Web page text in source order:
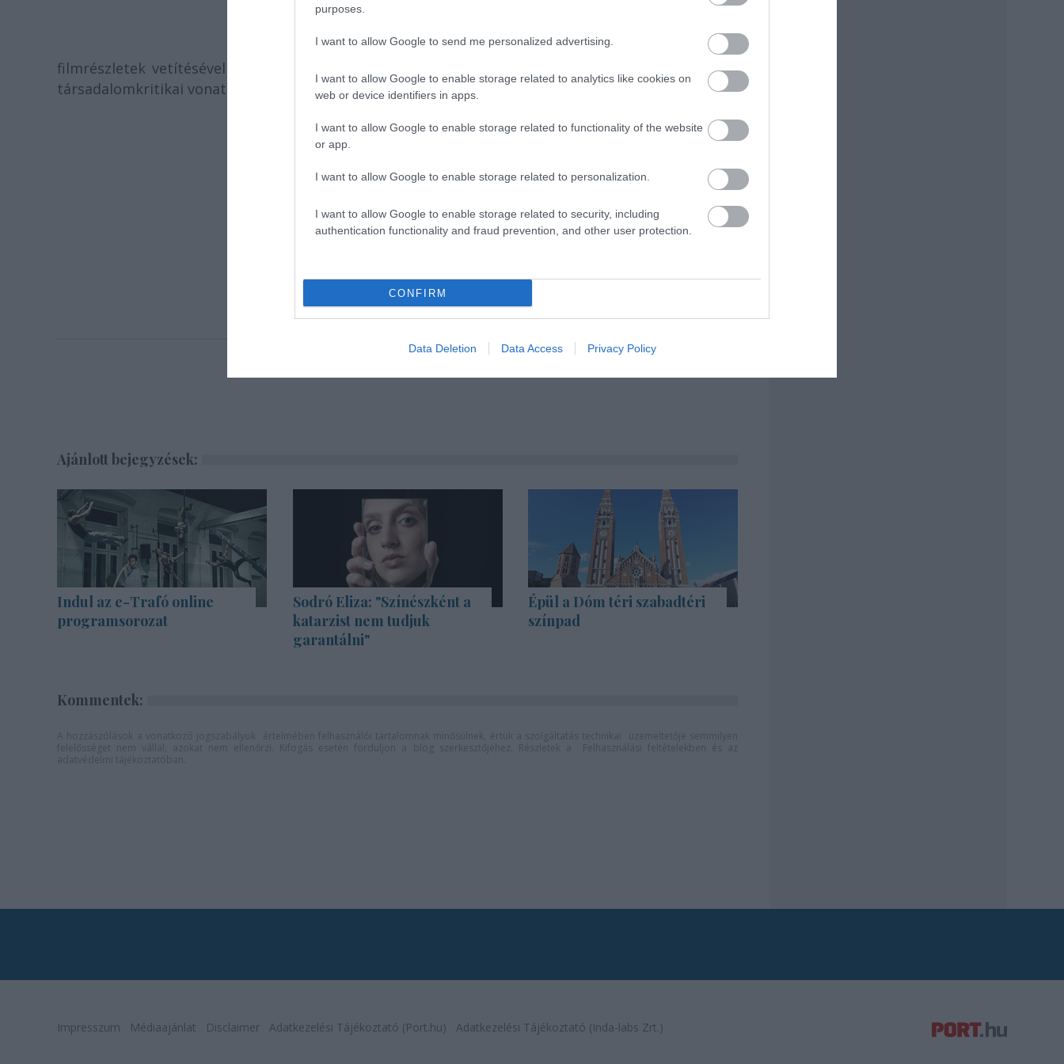
purposes.
I want to allow Google to send me personalized advertising.
I want to allow Google to enable storage related to analytics like cookies on
web or device identifiers in apps.
I want to allow Google to enable storage related to functionality of the website
or app.
I want to allow Google to enable storage related to personalization.
I want to allow Google to enable storage related to security, including
authentication functionality and fraud prevention, and other user protection.
CONFIRM
Data Deletion Data Access Privacy Policy
2006. október 26. 18.00-tól
filmrészletek vetítésével egybekötött beszélgetés újságírók, fiatal filmesek részvételével a filmek
társadalomkritikai vonatkozásairól és az egyes jelképhasználatokról
Ferencvárosi Művelődési Központ
(1097 Budapest, Haller u. 27.)
forrás:
Ajánlott bejegyzések:
Indul az e-Trafó online
programsorozat
Sodró Eliza: "Színészként a
katarzist nem tudjuk
garantálni"
Épül a Dóm téri szabadtéri
színpad
Kommentek:
Impresszum Médiaajánlat Disclaimer Adatkezelési Tájékoztató (Port.hu) Adatkezelési Tájékoztató (Inda-labs Zrt.)